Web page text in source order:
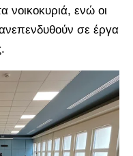
νοικοκυριά, ενώ οι
σε έργα